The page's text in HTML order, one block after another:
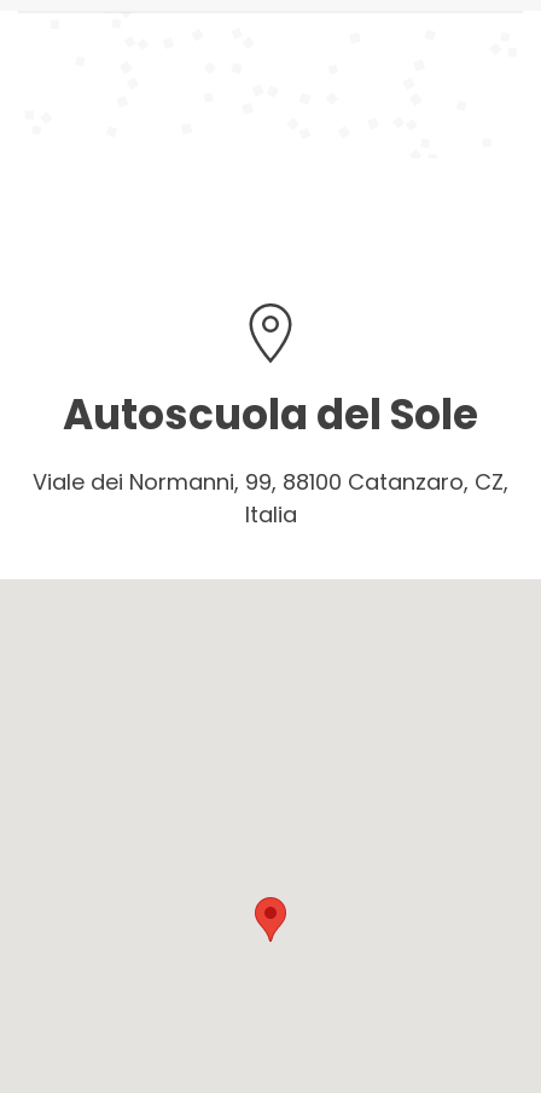
Autoscuola del Sole
Viale dei Normanni, 99, 88100 Catanzaro, CZ,
Italia